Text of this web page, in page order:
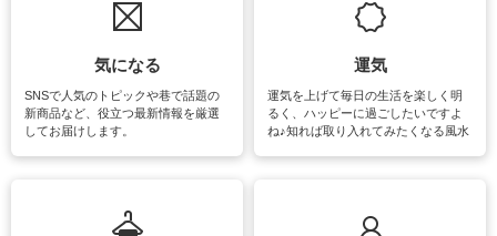
気になる
SNSで人気のトピックや巷で話題の
新商品など、役立つ最新情報を厳選
してお届けします。
運気
運気を上げて毎日の生活を楽しく明
るく、ハッピーに過ごしたいですよ
ね♪知れば取り入れてみたくなる風水